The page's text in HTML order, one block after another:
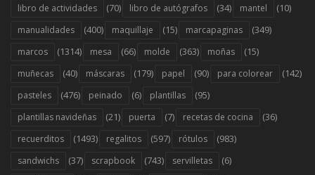
libro de actividades (70) libro de autógrafos (34) mantel (10)
manualidades (400) maquillaje (15) marcapaginas (349)
marcos (1314) mesa (66) molde (363) moñas (15)
muñecas (40) máscaras (179) papel (90) para colorear (142)
pasteles (476) peinado (6) plantillas (95)
plantillas navideñas (21) puerta (7) recetas de cocina (36)
recuerditos (1493) regalitos (597) rótulos (983)
sandwichs (37) scrapbook (743) servilletas (6)